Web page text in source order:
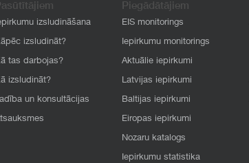
izsludināšana
izsludināt?
tas darbojas?
izsludināt?
un konsultācijas
Piegādātājiem
EIS monitorings
Iepirkumu monitorings
Aktuālie iepirkumi
Latvijas iepirkumi
Baltijas iepirkumi
Eiropas iepirkumi
Nozaru katalogs
Iepirkumu statistika